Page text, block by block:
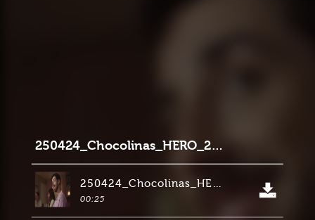
250424_Chocolinas_HERO_2final
250424_Chocolinas_HERO_2final
00:25